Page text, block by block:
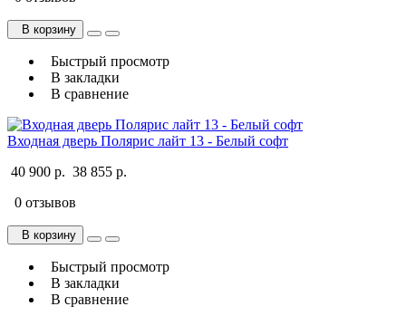
В корзину
Быстрый просмотр
В закладки
В сравнение
Входная дверь Полярис лайт 13 - Белый софт
40 900 р. 38 855 р.
0 отзывов
В корзину
Быстрый просмотр
В закладки
В сравнение